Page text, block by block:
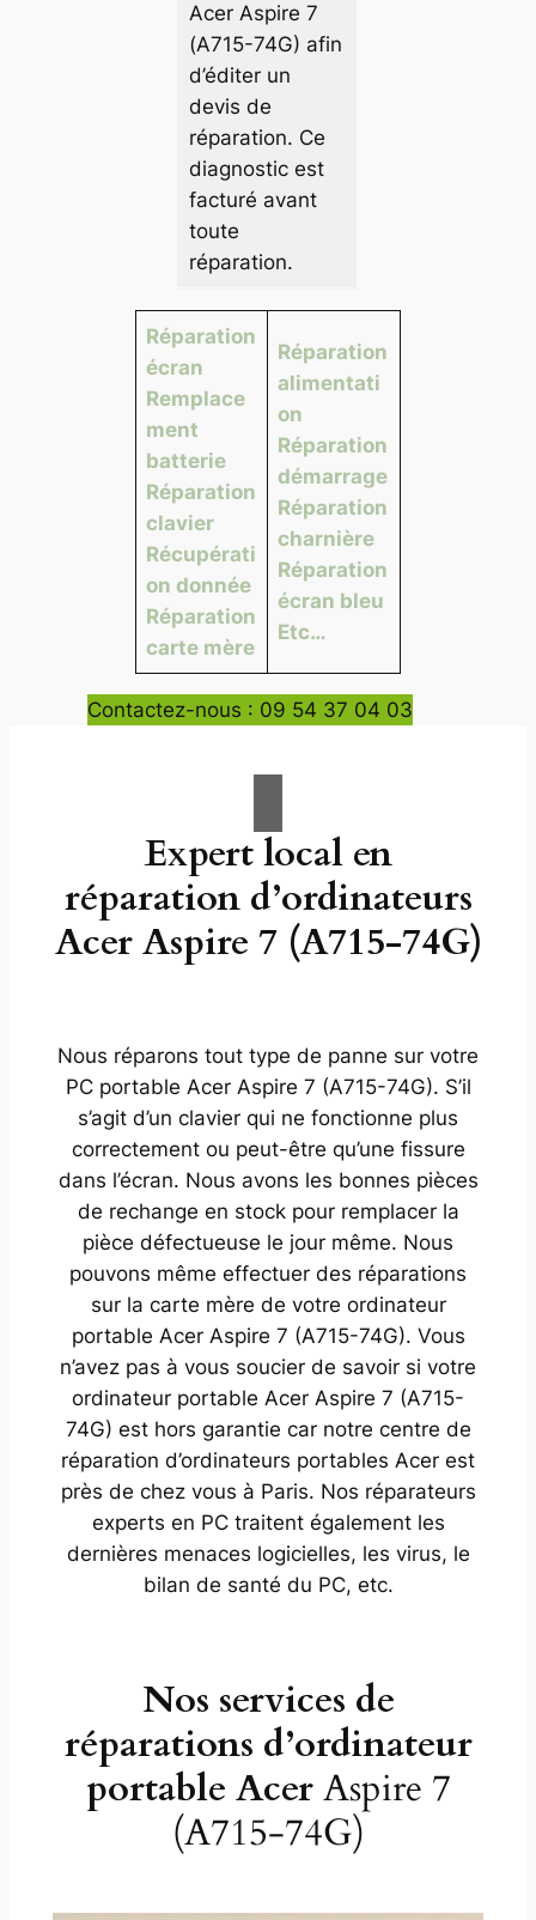
Acer Aspire 7
(A715-74G) afin
d’éditer un
devis de
réparation. Ce
diagnostic est
facturé avant
toute
réparation.
Réparation
écran
Remplace
ment
batterie
Réparation
clavier
Récupérati
on donnée
Réparation
carte mère
Réparation
alimentati
on
Réparation
démarrage
Réparation
charnière
Réparation
écran bleu
Etc…
Contactez-nous : 09 54 37 04 03
Expert local en
réparation d’ordinateurs
Acer Aspire 7 (A715-74G)
Nous réparons tout type de panne sur votre
PC portable Acer Aspire 7 (A715-74G). S’il
s’agit d’un clavier qui ne fonctionne plus
correctement ou peut-être qu’une fissure
dans l’écran. Nous avons les bonnes pièces
de rechange en stock pour remplacer la
pièce défectueuse le jour même. Nous
pouvons même effectuer des réparations
sur la carte mère de votre ordinateur
portable Acer Aspire 7 (A715-74G). Vous
n’avez pas à vous soucier de savoir si votre
ordinateur portable Acer Aspire 7 (A715-
74G) est hors garantie car notre centre de
réparation d’ordinateurs portables Acer est
près de chez vous à Paris. Nos réparateurs
experts en PC traitent également les
dernières menaces logicielles, les virus, le
bilan de santé du PC, etc.
Nos services de
réparations d’ordinateur
portable AcerAspire 7
(A715-74G)